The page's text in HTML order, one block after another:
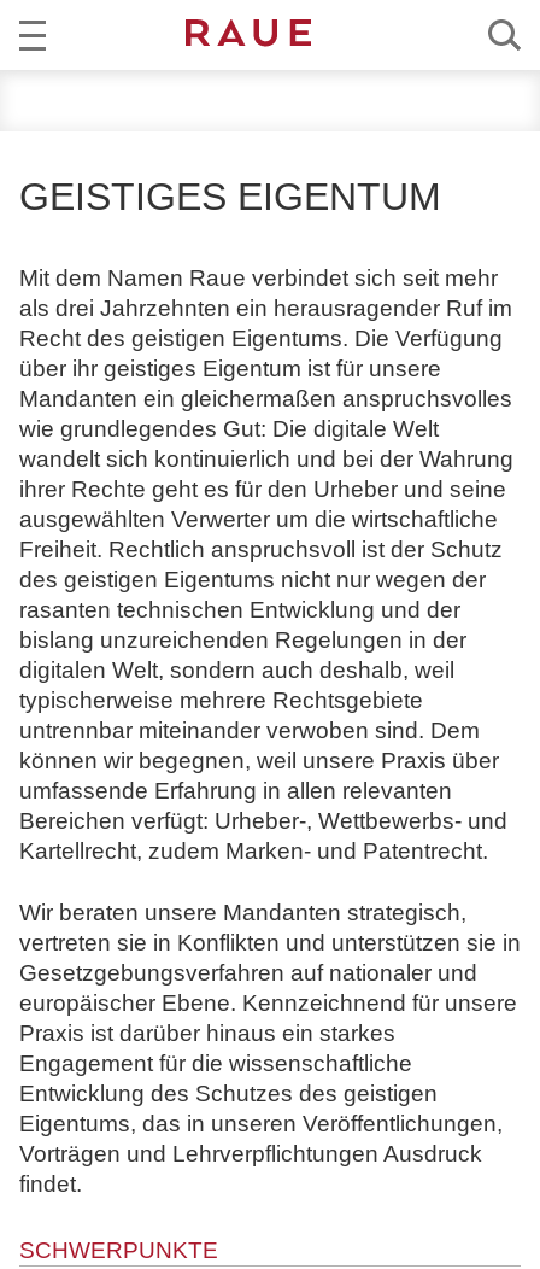
t
n
w
ä
l
t
e
u
n
d
N
o
t
a
r
e
KARRIERE
ÜBER RAUE
EN DE
GEISTIGES EIGENTUM
Mit dem Namen Raue verbindet sich seit mehr
als drei Jahrzehnten ein herausragender Ruf im
Recht des geistigen Eigentums. Die Verfügung
über ihr geistiges Eigentum ist für unsere
Mandanten ein gleichermaßen anspruchsvolles
wie grundlegendes Gut: Die digitale Welt
wandelt sich kontinuierlich und bei der Wahrung
ihrer Rechte geht es für den Urheber und seine
ausgewählten Verwerter um die wirtschaftliche
Freiheit. Rechtlich anspruchsvoll ist der Schutz
des geistigen Eigentums nicht nur wegen der
rasanten technischen Entwicklung und der
bislang unzureichenden Regelungen in der
digitalen Welt, sondern auch deshalb, weil
typischerweise mehrere Rechtsgebiete
untrennbar miteinander verwoben sind. Dem
können wir begegnen, weil unsere Praxis über
umfassende Erfahrung in allen relevanten
Bereichen verfügt: Urheber-, Wettbewerbs- und
Kartellrecht, zudem Marken- und Patentrecht.
Wir beraten unsere Mandanten strategisch,
vertreten sie in Konflikten und unterstützen sie in
Gesetzgebungsverfahren auf nationaler und
europäischer Ebene. Kennzeichnend für unsere
Praxis ist darüber hinaus ein starkes
Engagement für die wissenschaftliche
Entwicklung des Schutzes des geistigen
Eigentums, das in unseren Veröffentlichungen,
Vorträgen und Lehrverpflichtungen Ausdruck
findet.
SCHWERPUNKTE